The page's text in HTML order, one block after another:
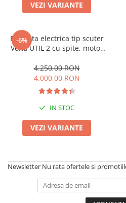
➔ Cu Volan
➔ Fara Permis
➔ 4000W
⬇ MARCI
➔ Jinpeng/AMR
➔ Ruris
➔ Arora
Baterii
Cauciucuri
VEZI VARIANTE
-6%
Bicicleta electrica tip scuter
Volta UTIL 2 cu spite, motor
autonomie 33 km, viteza
maxima 25 km/h
4.250,00 RON
4.000,00 RON
IN STOC
VEZI VARIANTE
Newsletter Nu rata ofertele si